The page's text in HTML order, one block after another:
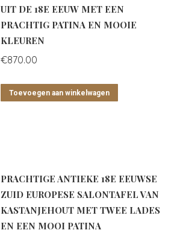
UIT DE 18E EEUW MET EEN
PRACHTIG PATINA EN MOOIE
KLEUREN
€870.00
Toevoegen aan winkelwagen
PRACHTIGE ANTIEKE 18E EEUWSE
ZUID EUROPESE SALONTAFEL VAN
KASTANJEHOUT MET TWEE LADES
EN EEN MOOI PATINA